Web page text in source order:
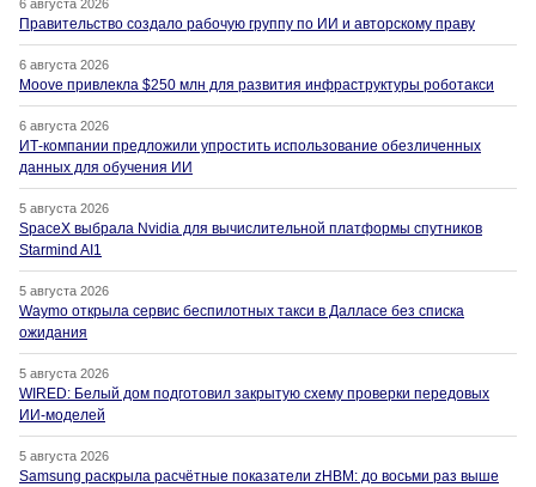
6 августа 2026
Правительство создало рабочую группу по ИИ и авторскому праву
6 августа 2026
Moove привлекла $250 млн для развития инфраструктуры роботакси
6 августа 2026
ИТ-компании предложили упростить использование обезличенных
данных для обучения ИИ
5 августа 2026
SpaceX выбрала Nvidia для вычислительной платформы спутников
Starmind AI1
5 августа 2026
Waymo открыла сервис беспилотных такси в Далласе без списка
ожидания
5 августа 2026
WIRED: Белый дом подготовил закрытую схему проверки передовых
ИИ-моделей
5 августа 2026
Samsung раскрыла расчётные показатели zHBM: до восьми раз выше